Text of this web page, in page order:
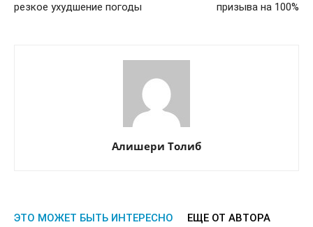
резкое ухудшение погоды
призыва на 100%
Алишери Толиб
ЭТО МОЖЕТ БЫТЬ ИНТЕРЕСНО ЕЩЕ ОТ АВТОРА